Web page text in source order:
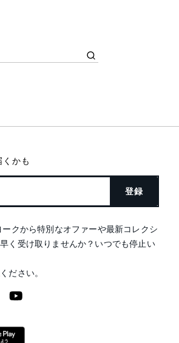
かも
登録
クから特別なオファーや最新コレクシ
く受け取りませんか？いつでも停止い
ださい。